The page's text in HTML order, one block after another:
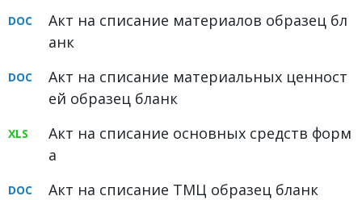
Акт на списание материалов образец бл
анк
Акт на списание материальных ценност
ей образец бланк
Акт на списание основных средств форм
а
Акт на списание ТМЦ образец бланк
ЮРИДИЧЕСКИЙ ФОРУМ
Для всех регионов РФ